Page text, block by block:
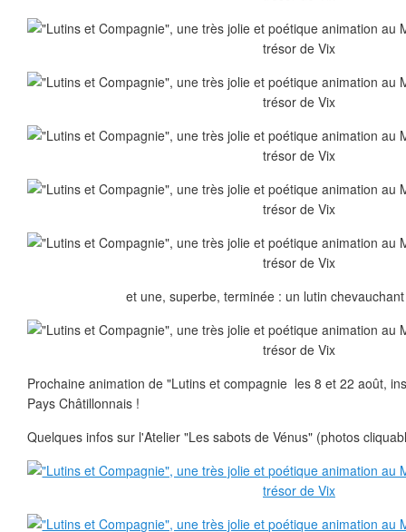
et une, superbe, terminée : un lutin
Prochaine animation de "Lutins et compagnie les 8 et 22 août,
Pays Châtillonnais !
Quelques infos sur l'Atelier "Les sabots de Vénus" (photos